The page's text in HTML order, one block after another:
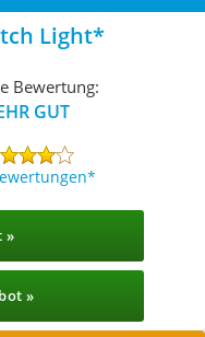
Light
Bewertung:
GUT
»
»